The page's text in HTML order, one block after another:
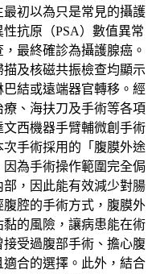
初以為只是常見的攝護
抗原（PSA）數值異常
最終確診為攝護腺癌。
及核磁共振檢查均顯示
結或遠端器官轉移。經
、海扶刀及手術等各項
西機器手臂輔微創手術
手術採用的「腹膜外途
為手術操作範圍完全侷
，因此能有效減少對腸
腔的手術方式，腹膜外
的風險，讓病患能在術
受過腹部手術、擔心腹
合的選擇。此外，結合